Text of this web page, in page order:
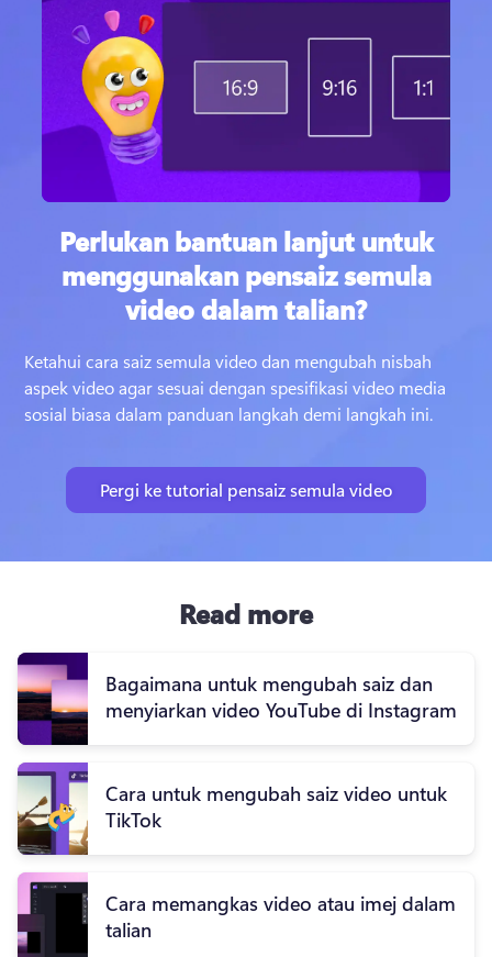
Perlukan bantuan lanjut untuk
menggunakan pensaiz semula
video dalam talian?
Ketahui cara saiz semula video dan mengubah nisbah
aspek video agar sesuai dengan spesifikasi video media
sosial biasa dalam panduan langkah demi langkah ini.
Pergi ke tutorial pensaiz semula video
Read more
Bagaimana untuk mengubah saiz dan
menyiarkan video YouTube di Instagram
Cara untuk mengubah saiz video untuk
TikTok
Cara memangkas video atau imej dalam
talian